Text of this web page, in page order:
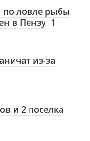
по ловле рыбы
в Пензу 1
из-за
и 2 поселка